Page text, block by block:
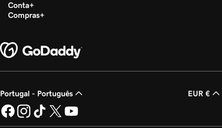
Conta
Compras
Portugal - Português EUR €